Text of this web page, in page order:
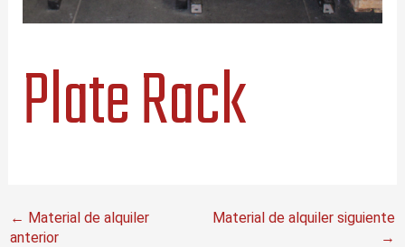
Plate Rack
← Material de alquiler
anterior
Material de alquiler siguiente
→